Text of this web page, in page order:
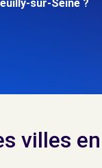
sur-Seine ?
villes